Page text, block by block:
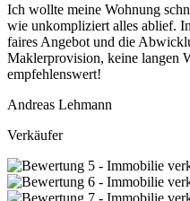
Ich wollte meine Wohnung
wie unkompliziert alles ablief.
faires Angebot und die
Maklerprovision, keine langen
empfehlenswert!
Andreas Lehmann
Verkäufer